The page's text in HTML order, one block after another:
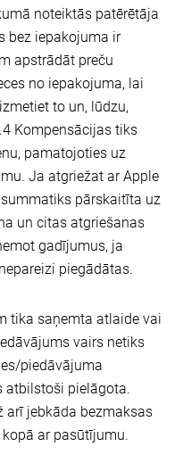
noteiktās patērētāja
bez iepakojuma ir
apstrādāt preču
no iepakojuma, lai
to un, lūdzu,
Kompensācijas tiks
pamatojoties uz
Ja atgriežat ar Apple
pārskaitīta uz
un citas atgriešanas
gadījumus, ja
piegādātas.
tika saņemta atlaide vai
vairs netiks
piedāvājuma
atbilstoši pielāgota.
arī jebkāda bezmaksas
ar pasūtījumu.